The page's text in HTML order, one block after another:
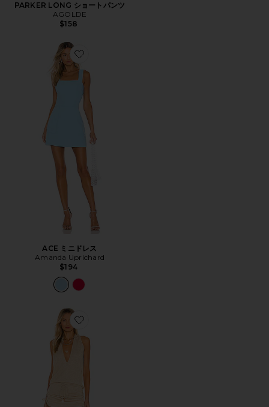
PARKER LONG ショートパンツ
AGOLDE
$158
Favorite ACE ミニドレス
ACE ミニドレス
Amanda Uprichard
$194
Favorite COSITA BUENA ドレス